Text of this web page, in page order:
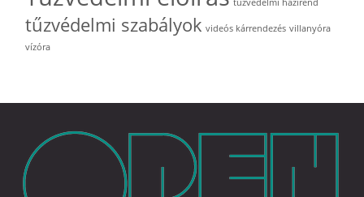
tűzvédelmi házirend
tűzvédelmi szabályok videós kárrendezés villanyóra
vízóra